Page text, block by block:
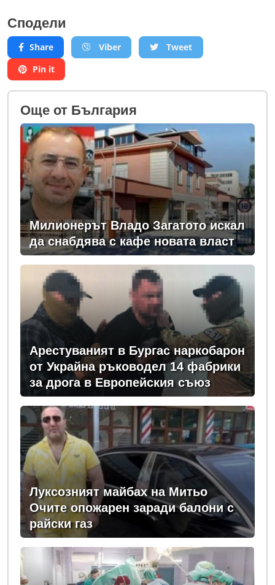
Сподели
Share Viber
Tweet
Pin it
Oще от България
Милионерът Владо Загатото искал
да снабдява с кафе новата власт
Арестуваният в Бургас наркобарон
от Украйна ръководел 14 фабрики
за дрога в Европейския съюз
Луксозният майбах на Митьо
Очите опожарен заради балони с
райски газ